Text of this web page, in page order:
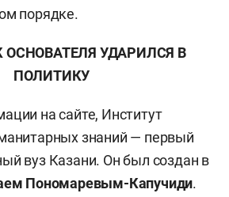
порядке.
УДАРИЛСЯ В
ПОЛИТИКУ
на сайте, Институт
знаний — первый
вуз Казани. Он был создан в
Пономаревым-Капучиди.